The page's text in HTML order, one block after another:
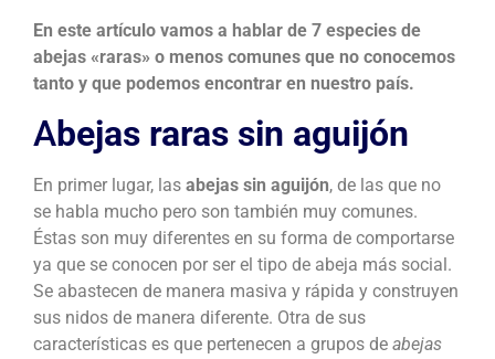
En este artículo vamos a hablar de 7 especies de
abejas «raras» o menos comunes que no conocemos
tanto y que podemos encontrar en nuestro país.
Abejas raras sin aguijón
En primer lugar, las abejas sin aguijón, de las que no
se habla mucho pero son también muy comunes.
Éstas son muy diferentes en su forma de comportarse
ya que se conocen por ser el tipo de abeja más social.
Se abastecen de manera masiva y rápida y construyen
sus nidos de manera diferente. Otra de sus
características es que pertenecen a grupos de abejas